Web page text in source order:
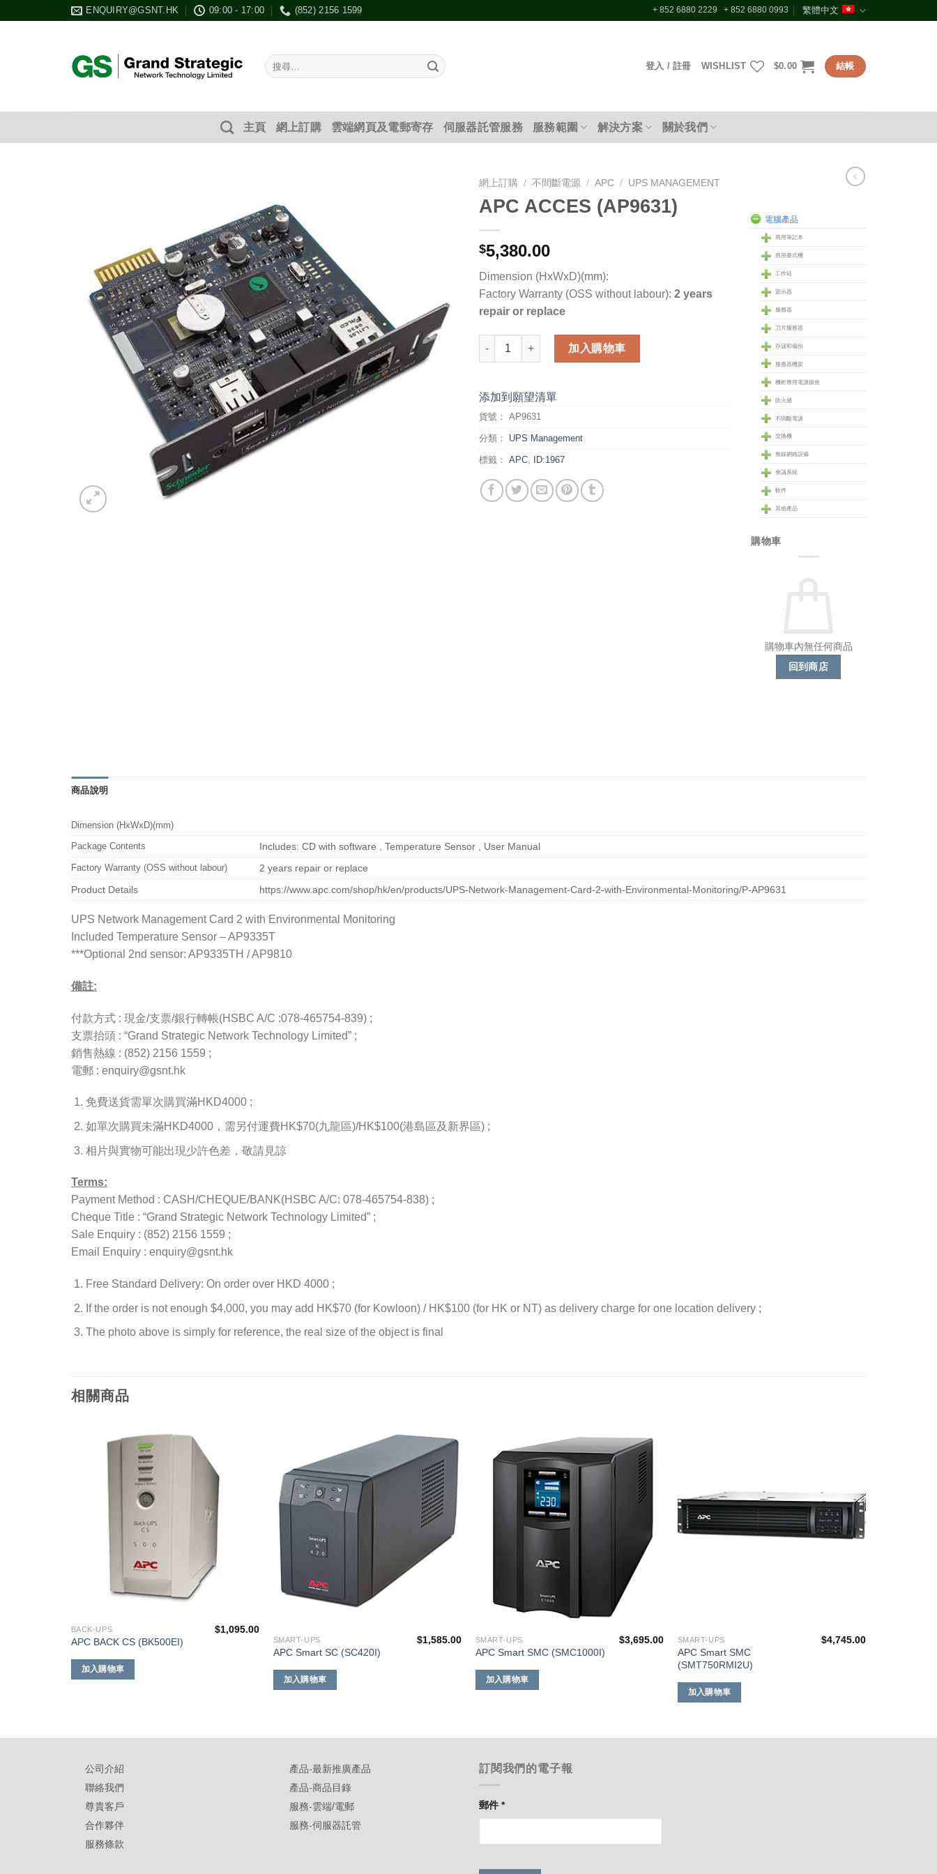
ENQUIRY@GSNT.HK 09:00 - 17:00 (852) 2156 1599 + 852 6880 2229 + 852 6880 0993 繁體中文
搜
尋：
登入 / 註冊 WISHLIST $0.00 結帳
主頁 網上訂購 雲端網頁及電郵寄存 伺服器託管服務 服務範圍 解決方案 關於我們
網上訂購 / 不間斷電源 / APC / UPS MANAGEMENT
APC ACCES (AP9631)
$5,380.00
Dimension (HxWxD)(mm):
Factory Warranty (OSS without labour): 2 years
repair or replace
APC ACCES (AP9631) 數量
加入購物車
添加到願望清單
貨號： AP9631
分類： UPS Management
標籤： APC ID:1967
電腦產品
商用筆記本
商用臺式機
工作站
顥示器
服務器
刀片服務器
存儲和備份
服務器機架
機柜專用電源插座
防火牆
不間斷電源
交換機
無線網絡設備
會議系統
軟件
其他產品
購物車
購物車內無任何商品
回到商店
商品說明
Dimension (HxWxD)(mm)
Package Contents
Includes: CD with software , Temperature Sensor , User Manual
Factory Warranty (OSS without labour)
2 years repair or replace
Product Details
https://www.apc.com/shop/hk/en/products/UPS-Network-Management-Card-2-with-Environmental-Monitoring/P-AP9631
UPS Network Management Card 2 with Environmental Monitoring
Included Temperature Sensor – AP9335T
***Optional 2nd sensor: AP9335TH / AP9810
備註:
付款方式 : 現金/支票/銀行轉帳(HSBC A/C :078-465754-839) ;
支票抬頭 : “Grand Strategic Network Technology Limited” ;
銷售熱線 : (852) 2156 1559 ;
電郵 : enquiry@gsnt.hk
免費送貨需單次購買滿HKD4000 ;
如單次購買未滿HKD4000，需另付運費HK$70(九龍區)/HK$100(港島區及新界區) ;
相片與實物可能出現少許色差，敬請見諒
Terms:
Payment Method : CASH/CHEQUE/BANK(HSBC A/C: 078-465754-838) ;
Cheque Title : “Grand Strategic Network Technology Limited” ;
Sale Enquiry : (852) 2156 1559 ;
Email Enquiry : enquiry@gsnt.hk
Free Standard Delivery: On order over HKD 4000 ;
If the order is not enough $4,000, you may add HK$70 (for Kowloon) / HK$100 (for HK or NT) as delivery charge for one location delivery ;
The photo above is simply for reference, the real size of the object is final
相關商品
BACK-UPS
APC BACK CS (BK500EI)
$1,095.00
加入購物車
添加
到願
望清
單
SMART-UPS
APC Smart SC (SC420I)
$1,585.00
加入購物車
添加
到願
望清
單
SMART-UPS
APC Smart SMC (SMC1000I)
$3,695.00
加入購物車
SMART-UPS
APC Smart SMC
(SMT750RMI2U)
$4,745.00
加入購物車
公司介紹
聯絡我們
尊貴客戶
合作夥伴
服務條款
產品-最新推廣產品
產品-商品目錄
服務-雲端/電郵
服務-伺服器託管
訂閱我們的電子報
郵件*